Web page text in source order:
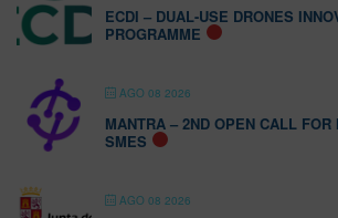
ECDI – DUAL-USE DRONES
PROGRAMME
AGO 08 2026
MANTRA – 2ND OPEN CALL FOR
SMES
AGO 08 2026